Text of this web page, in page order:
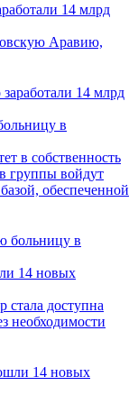
14 млрд
Аравию,
в
в собственность
группы войдут
обеспеченной
14 новых
стала доступна
необходимости